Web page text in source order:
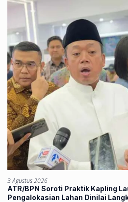
3 Agustus 2026
ATR/BPN Soroti Praktik Kapling
Pengalokasian Lahan Dinilai